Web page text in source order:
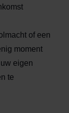
of een
moment
eigen
te